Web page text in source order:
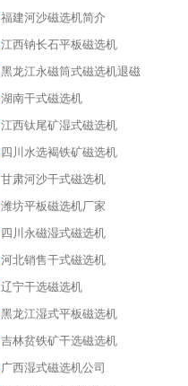
福建河沙磁选机简介
江西钠长石平板磁选机
黑龙江永磁筒式磁选机退磁
湖南干式磁选机
江西钛尾矿湿式磁选机
四川水选褐铁矿磁选机
甘肃河沙干式磁选机
潍坊平板磁选机厂家
四川永磁湿式磁选机
河北销售干式磁选机
辽宁干选磁选机
黑龙江湿式平板磁选机
吉林贫铁矿干选磁选机
广西湿式磁选机公司